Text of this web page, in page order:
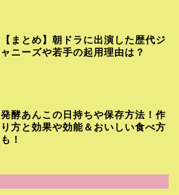
【まとめ】朝ドラに出演した歴代ジ
ャニーズや若手の起用理由は？
発酵あんこの日持ちや保存方法！作
り方と効果や効能＆おいしい食べ方
も！